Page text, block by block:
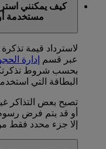
كيف يمكنني
مستخدمة
لاسترداد قيمة
عبر قسم
إدارة
بحسب شروط
البطاقة التي
تصبح بعض التذاكر
أو قد يتم فرض رسوم
إلا جزء محدد فقط